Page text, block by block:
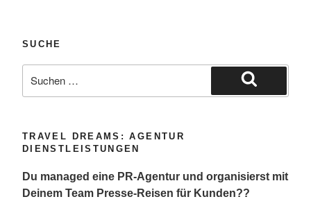
SUCHE
nach:
Suchen
TRAVEL DREAMS: AGENTUR
DIENSTLEISTUNGEN
Du managed eine PR-Agentur und organisierst mit
Deinem Team Presse-Reisen für Kunden??